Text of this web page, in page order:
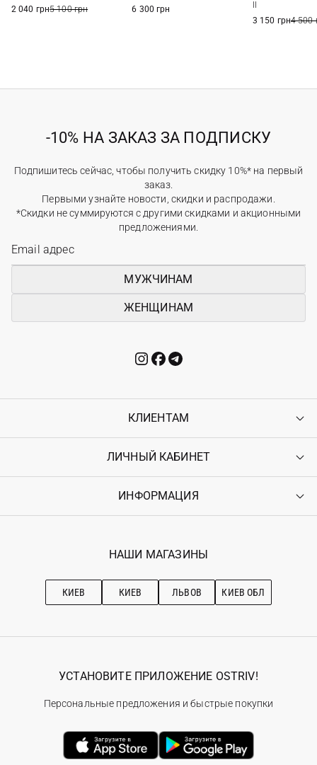
2 040 грн5 100 грн
6 300 грн
3 150 грн4 500
-10% НА ЗАКАЗ ЗА ПОДПИСКУ
Подпишитесь сейчас, чтобы получить скидку 10%* на первый
заказ.
Первыми узнайте новости, скидки и распродажи.
*Скидки не суммируются с другими скидками и акционными
предложениями.
МУЖЧИНАМ
ЖЕНЩИНАМ
КЛИЕНТАМ
Контакты
Возврат
Гарантия
ЛИЧНЫЙ КАБИНЕТ
Войти
Ostriv Club+
ИНФОРМАЦИЯ
Наши магазини
Рекомендации по уходу
НАШИ МАГАЗИНЫ
КИЕВ КИЕВ ЛЬВОВ КИЕВ ОБЛ
УСТАНОВИТЕ ПРИЛОЖЕНИЕ OSTRIV!
Персональные предложения и быстрые покупки